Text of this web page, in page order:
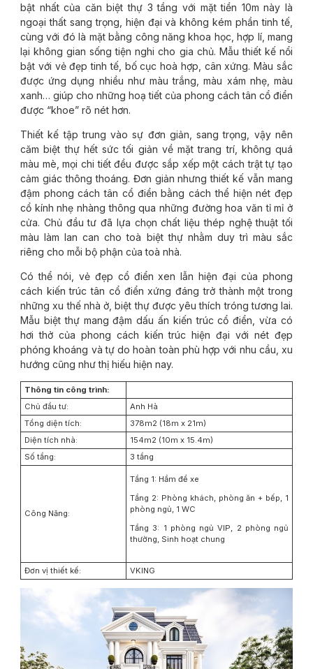
bật nhất của căn biệt thự 3 tầng với mặt tiền 10m này là
ngoại thất sang trọng, hiện đại và không kém phần tinh tế,
cùng với đó là mặt bằng công năng khoa học, hợp lí, mang
lại không gian sống tiện nghi cho gia chủ. Mẫu thiết kế nổi
bật với vẻ đẹp tinh tế, bố cục hoà hợp, cân xứng. Màu sắc
được ứng dụng nhiều như màu trắng, màu xám nhẹ, màu
xanh… giúp cho những hoạ tiết của phong cách tân cổ điển
được “khoe” rõ nét hơn.
Thiết kế tập trung vào sự đơn giản, sang trọng, vậy nên
căm biệt thự hết sức tối giản về mặt trang trí, không quá
màu mè, mọi chi tiết đều được sắp xếp một cách trật tự tạo
cảm giác thông thoáng. Đơn giản nhưng thiết kế vẫn mang
đậm phong cách tân cổ điển bằng cách thể hiện nét đẹp
cổ kính nhẹ nhàng thông qua những đường hoa văn tỉ mỉ ở
cửa. Chủ đầu tư đã lựa chọn chất liệu thép nghệ thuật tối
màu làm lan can cho toà biệt thự nhằm duy trì màu sắc
riêng cho mỗi bộ phận của toà nhà.
Có thể nói, vẻ đẹp cổ điển xen lẫn hiện đại của phong
cách kiến trúc tân cổ điển xứng đáng trở thành một trong
những xu thế nhà ở, biệt thự được yêu thích tróng tương lai.
Mẫu biệt thự mang đậm dấu ấn kiến trúc cổ điển, vừa có
hơi thở của phong cách kiến trúc hiện đại với nét đẹp
phóng khoáng và tự do hoàn toàn phù hợp với nhu cầu, xu
hướng cũng như thị hiếu hiện nay.
Thông tin công trình:
Chủ đầu tư:
Anh Hà
Tổng diện tích:
378m2 (18m x 21m)
Diện tích nhà:
154m2 (10m x 15.4m)
Số tầng:
3 tầng
Công Năng:
Tầng 1: Hầm để xe
Tầng 2: Phòng khách, phòng ăn + bếp, 1
phòng ngủ, 1 WC
Tầng 3: 1 phòng ngủ VIP, 2 phòng ngủ
thường, Sinh hoạt chung
Đơn vị thiết kế: VKING